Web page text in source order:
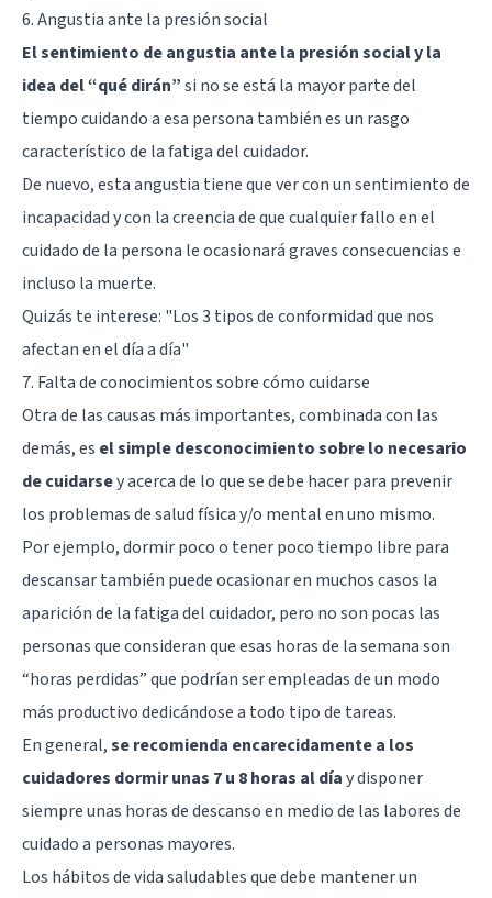
6. Angustia ante la presión social
El sentimiento de angustia ante la presión social y la
idea del “qué dirán”si no se está la mayor parte del
tiempo cuidando a esa persona también es un rasgo
característico de la fatiga del cuidador.
De nuevo, esta angustia tiene que ver con un sentimiento de
incapacidad y con la creencia de que cualquier fallo en el
cuidado de la persona le ocasionará graves consecuencias e
incluso la muerte.
Quizás te interese: "Los 3 tipos de conformidad que nos
afectan en el día a día"
7. Falta de conocimientos sobre cómo cuidarse
Otra de las causas más importantes, combinada con las
demás, es el simple desconocimiento sobre lo necesario
de cuidarsey acerca de lo que se debe hacer para prevenir
los problemas de salud física y/o mental en uno mismo.
Por ejemplo, dormir poco o tener poco tiempo libre para
descansar también puede ocasionar en muchos casos la
aparición de la fatiga del cuidador, pero no son pocas las
personas que consideran que esas horas de la semana son
“horas perdidas” que podrían ser empleadas de un modo
más productivo dedicándose a todo tipo de tareas.
En general,se recomienda encarecidamente a los
cuidadores dormir unas 7 u 8 horas al díay disponer
siempre unas horas de descanso en medio de las labores de
cuidado a personas mayores.
Los hábitos de vida saludables que debe mantener un